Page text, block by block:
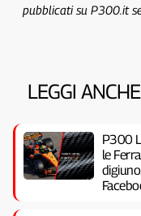
pubblicati su P300.it
LEGGI ANCHE
P300
le